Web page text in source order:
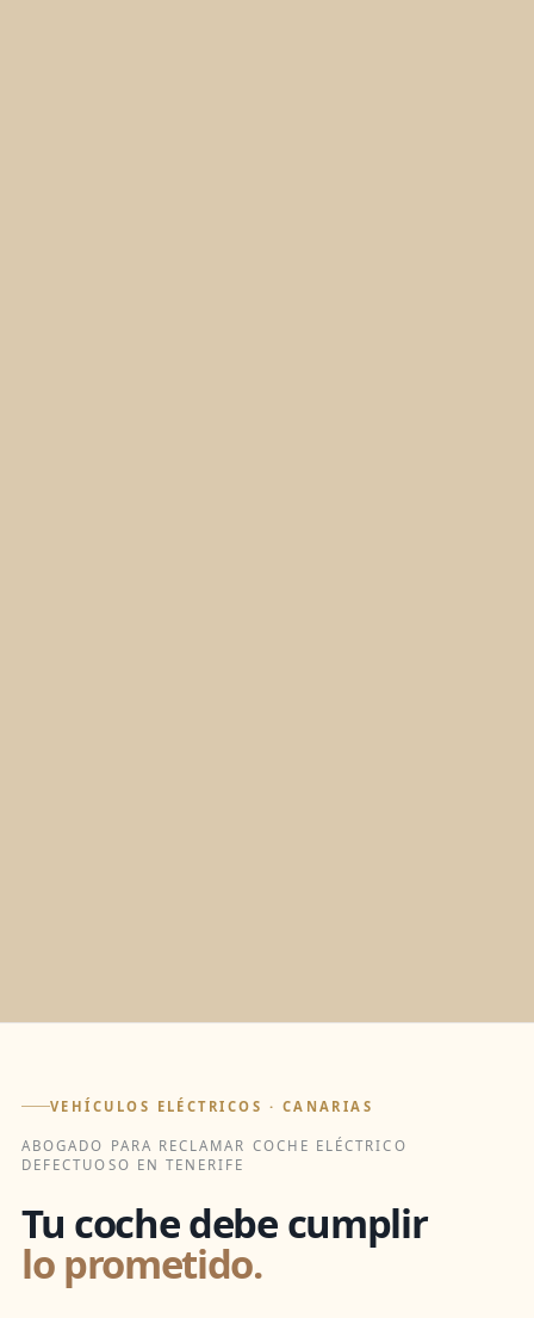
VEHÍCULOS ELÉCTRICOS · CANARIAS
ABOGADO PARA RECLAMAR COCHE ELÉCTRICO
DEFECTUOSO EN TENERIFE
Tu coche debe cumplir
lo prometido.